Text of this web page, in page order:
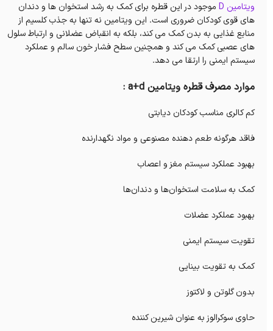
ویتامین D
موجود در این قطره برای کمک به رشد استخوان ها و دندان
های قوی کودکان ضروری است. این ویتامین نه تنها به جذب کلسیم از
منابع غذایی به بدن کمک می کند، بلکه به انقباض عضلانی و ارتباط سلول
های عصبی کمک می کند و همچنین سطح فشار خون سالم و عملکرد
سیستم ایمنی را ارتقا می دهد.
موارد مصرف قطره ویتامین a+d :
کم کالری مناسب کودکان دیابتی
فاقد هرگونه طعم دهنده مصنوعى و مواد نگهدارنده
بهبود عملکرد سیستم مغز و اعصاب
کمک به سلامت استخوان‌ها و دندان‌ها
بهبود عملکرد عضلات
تقویت سیستم ایمنی
کمک به تقویت بینایی
بدون گلوتن و لاکتوز
حاوی سوکرالوز به عنوان شیرین کننده